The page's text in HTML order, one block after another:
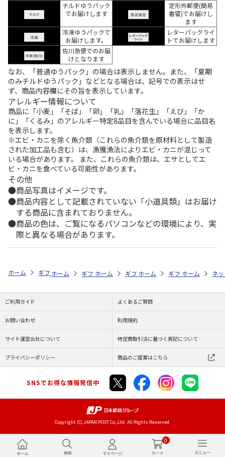
0
チルドゆうパック
でお届けします
定形外郵便(簡易
書留)でお届けし
ます
冷凍ゆうパックで
お届けします。
レターパックライ
トでお届けします
佐川急便でのお届
けとなります
なお、「普通ゆうパック」の場合は表示しません。また、「夏期
のみチルドゆうパック」などとなる場合は、記号での表示はせ
ず、商品内容欄にその旨を表示しています。
アレルギー情報について
商品に「小麦」「そば」「卵」「乳」「落花生」「えび」「か
に」「くるみ」のアレルギー特定8品目を含んでいる場合に品目名
を表示します。
※エビ・カニを除く魚介類（これらの魚介類を原材料として製造
された加工品も含む）は、漁獲漁法によりエビ・カニが混じって
いる場合があります。 また、これらの魚介類は、エサとしてエ
ビ・カニを食べている可能性があります。
その他
商品写真はイメージです。
商品内容として記載されていない「小道具類」はお届け
する商品に含まれておりません。
商品の色は、ご覧になるパソコンなどの環境により、実
際と異なる場合があります。
ホーム ギフトストア お中元・夏ギフト特集 2026 おつまみ・お惣菜
ホーム ギフトストア お中元・夏ギフト特集 2026
ホーム ギフトストア お中元・夏ギフト
ホーム ギフトストア お
ホーム ネ
ご利用ガイド よくあるご質問
お問い合わせ 利用規約
サイト運営会社について 特定商取引法に基づく表記について
プライバシーポリシー 商品のご提案はこちら
SNSでお得な情報発信中
Copyright (C) JAPAN POST Co.,Ltd. All Rights Reserved.